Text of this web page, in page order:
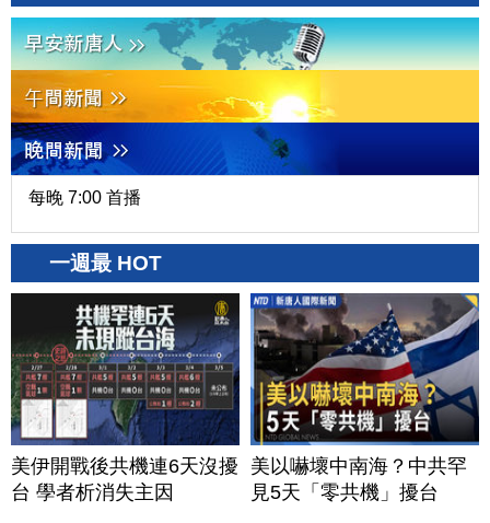
每晚 7:00 首播
一週最 HOT
美伊開戰後共機連6天沒擾
台 學者析消失主因
美以嚇壞中南海？中共罕
見5天「零共機」擾台